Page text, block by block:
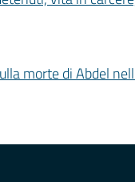
morte di Abdel